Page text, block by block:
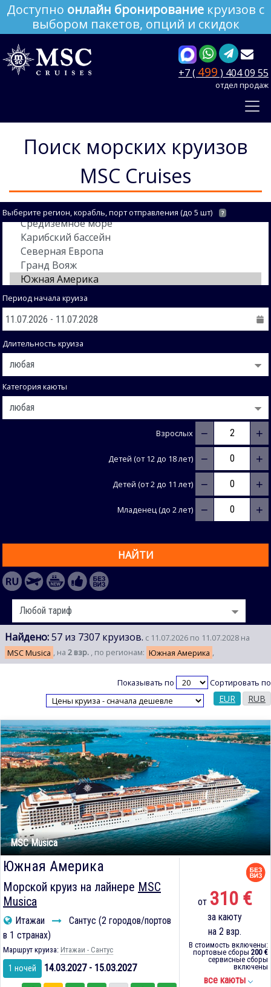
Доступно онлайн бронирование круизов с
выбором пакетов, опций и скидок
+7 ( 499 ) 404 09 55
отдел продаж
Поиск морских круизов
MSC Cruises
Выберите регион, корабль, порт отправления (до 5 шт) ?
Период начала круиза
Длительность круиза
Категория каюты
Взрослых − +
Детей (от 12 до 18 лет) − +
Детей (от 2 до 11 лет) − +
Младенец (до 2 лет) − +
НАЙТИ
Найдено:57 из 7307 круизов. с 11.07.2026 по 11.07.2028 на
MSC Musica , на 2 взр. , по регионам: Южная Америка ,
Показывать по Сортировать по
EUR RUB
MSC Musica
Южная Америка
Морской круиз на лайнере MSC
Musica
Итажаи
Сантус (2 городов/портов
в 1 странах)
Маршрут круиза: Итажаи - Сантус
1 ночей 14.03.2027 - 15.03.2027
от 310 €
за каюту
на 2 взр.
В стоимость включены:
портовые сборы 200 €
сервисные сборы
включены
все каюты